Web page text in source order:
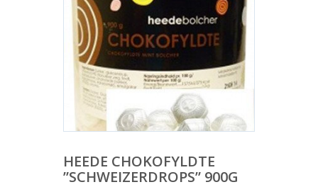
HEEDE CHOKOFYLDTE
”SCHWEIZERDROPS” 900G